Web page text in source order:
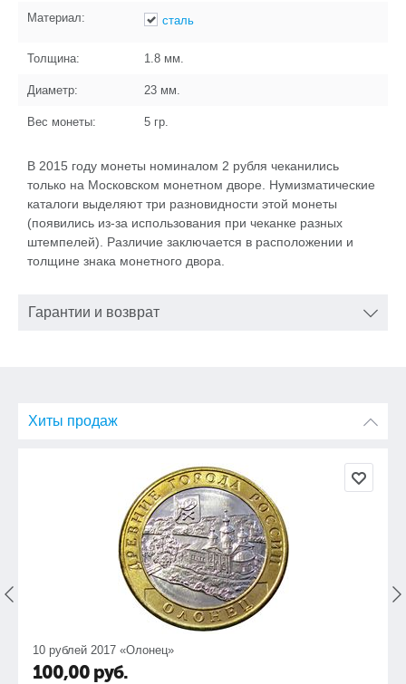
Материал: сталь
Толщина: 1.8 мм.
Диаметр: 23 мм.
Вес монеты: 5 гр.
В 2015 году монеты номиналом 2 рубля чеканились
только на Московском монетном дворе. Нумизматические
каталоги выделяют три разновидности этой монеты
(появились из-за использования при чеканке разных
штемпелей). Различие заключается в расположении и
толщине знака монетного двора.
Гарантии и возврат
Хиты продаж
10 рублей 2017 «Олонец»
100,00 руб.